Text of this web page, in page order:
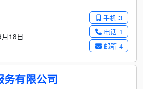
手机 3
电话 1
邮箱 4
18日
务有限公司